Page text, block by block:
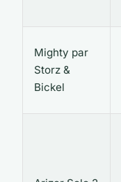
Mighty par
Storz &
Bickel